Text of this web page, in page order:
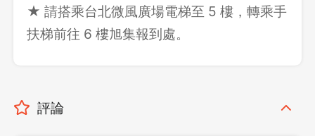
★ 請搭乘台北微風廣場電梯至 5 樓，轉乘手
扶梯前往 6 樓旭集報到處。
評論